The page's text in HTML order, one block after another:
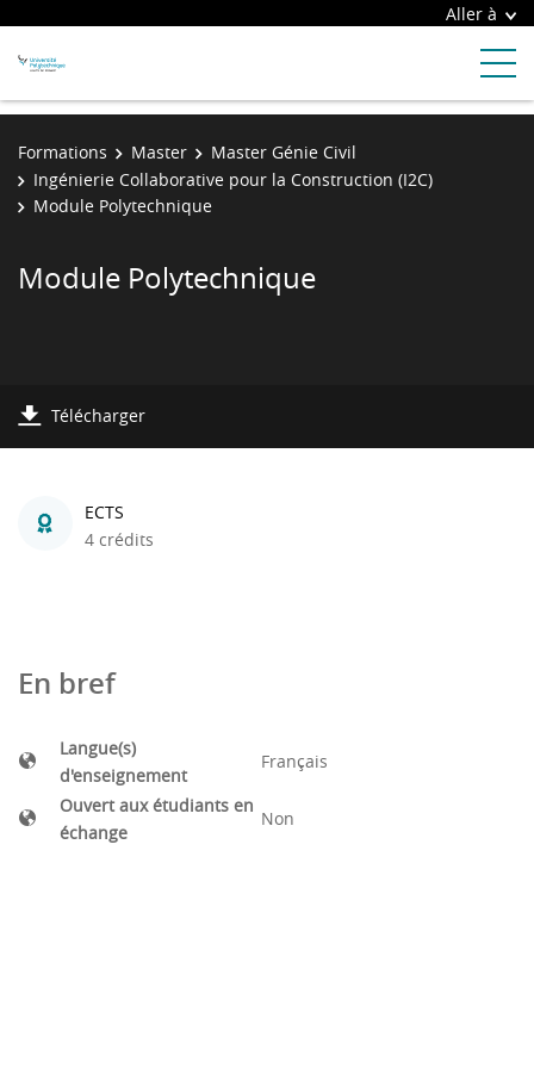
Aller à
Formations Master
Master Génie Civil
Ingénierie Collaborative pour la Construction (I2C)
Module Polytechnique
Module Polytechnique
Télécharger
ECTS
4 crédits
En bref
Langue(s)
d'enseignement
Français
Ouvert aux étudiants en
échange
Non